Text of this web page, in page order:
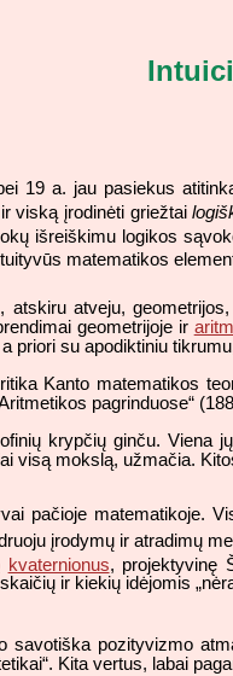
19 a. jau pasiekus
viską įrodinėti griežtai
išreiškimu logikos
matematikos
atveju,
geometrijoje ir
priori su apodiktiniu
Kanto matematikos
pagrinduose“
krypčių ginču. Viena
visą mokslą, užmačia.
pačioje matematikoje.
įrodymų ir atradimų
kvaternionus, projektyvinę
ir kiekių idėjomis
savotiška pozityvizmo
Kita vertus, labai